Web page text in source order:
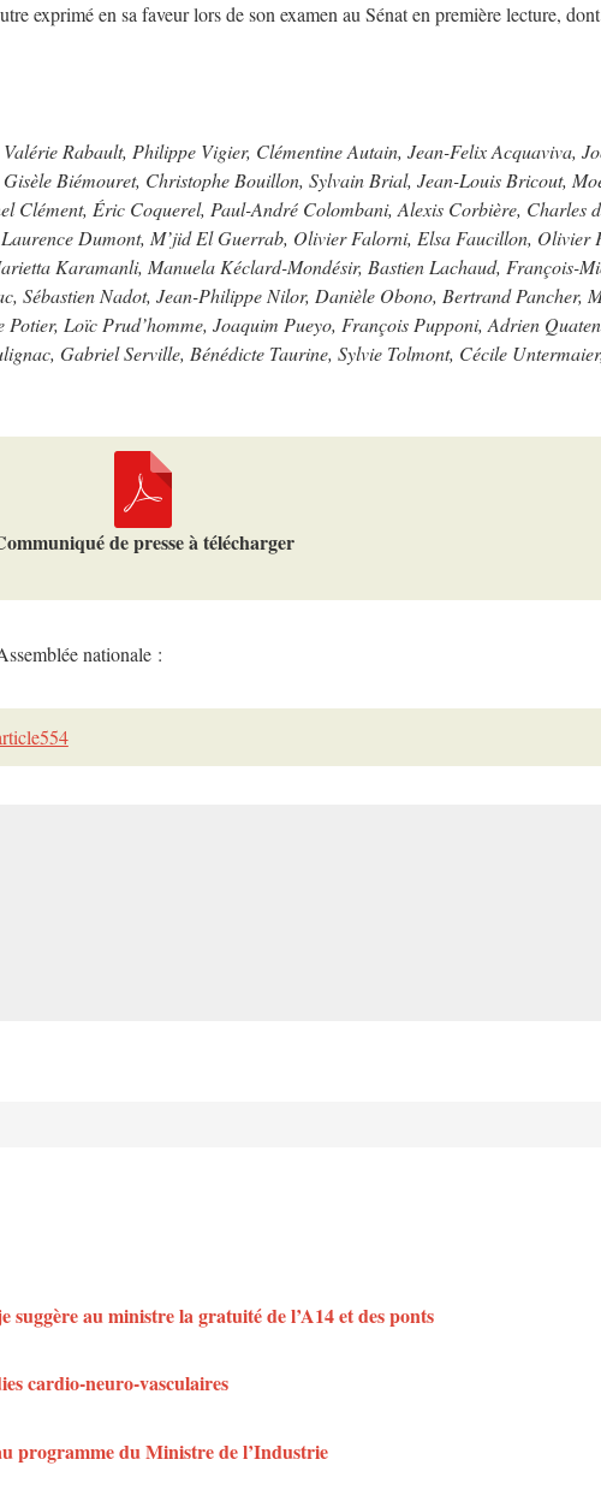
exprimé en sa faveur lors de son examen au Sénat en première lecture,
Rabault, Philippe Vigier, Clémentine Autain, Jean-Felix Acquaviva,
Biémouret, Christophe Bouillon, Sylvain Brial, Jean-Louis Bricout,
Clément, Éric Coquerel, Paul-André Colombani, Alexis Corbière,
Dumont, M’jid El Guerrab, Olivier Falorni, Elsa Faucillon,
Karamanli, Manuela Kéclard-Mondésir, Bastien Lachaud, François-
Sébastien Nadot, Jean-Philippe Nilor, Danièle Obono, Bertrand Pancher,
Loïc Prud’homme, Joaquim Pueyo, François Pupponi, Adrien
Gabriel Serville, Bénédicte Taurine, Sylvie Tolmont, Cécile
de presse à télécharger
nationale :
au ministre la gratuité de l’A14 et des ponts
cardio-neuro-vasculaires
programme du Ministre de l’Industrie